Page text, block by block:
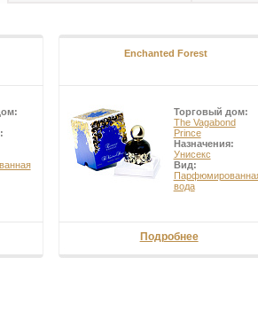
Enchanted Forest
Торговый дом:
The Vagabond
Prince
Назначения:
Унисекс
Вид:
вода
Подробнее